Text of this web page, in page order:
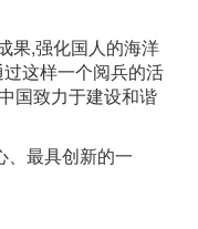
果,强化国人的海洋
这样一个阅兵的活
国致力于建设和谐
、最具创新的一